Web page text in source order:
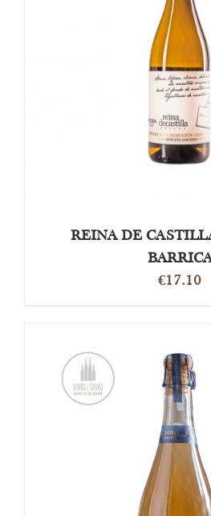
DETAILS
REINA DE
€17.10
TOEVOEGEN AAN